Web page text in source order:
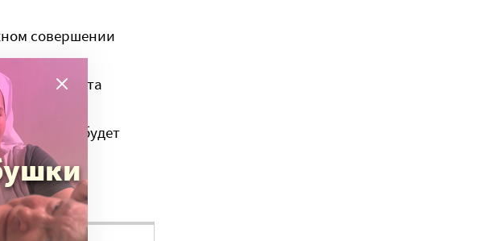
совершении
комитета
всех
проверки будет